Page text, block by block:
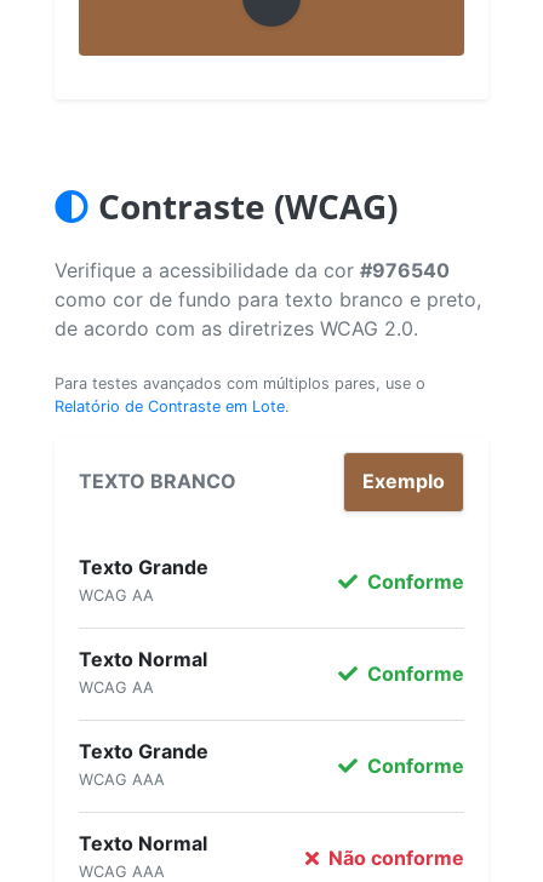
Contraste (WCAG)
Verifique a acessibilidade da cor #976540
como cor de fundo para texto branco e preto,
de acordo com as diretrizes WCAG 2.0.
Para testes avançados com múltiplos pares, use o
Relatório de Contraste em Lote.
TEXTO BRANCO Exemplo
Texto Grande
WCAG AA
Conforme
Texto Normal
WCAG AA
Conforme
Texto Grande
WCAG AAA
Conforme
Texto Normal
WCAG AAA
Não conforme